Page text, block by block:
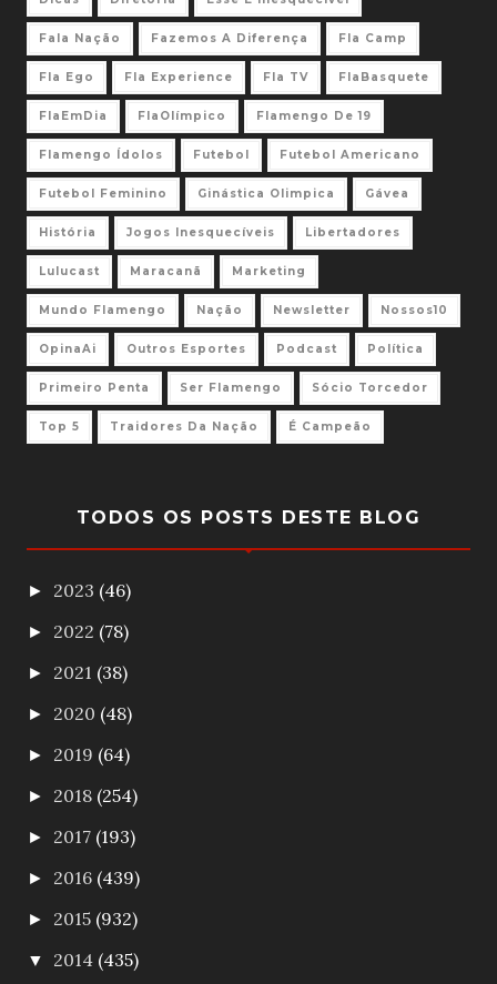
Fala Nação Fazemos A Diferença Fla Camp
Fla Ego Fla Experience Fla TV FlaBasquete
FlaEmDia FlaOlímpico Flamengo De 19
Flamengo Ídolos Futebol Futebol Americano
Futebol Feminino Ginástica Olimpica Gávea
História Jogos Inesquecíveis Libertadores
Lulucast Maracanã Marketing
Mundo Flamengo Nação Newsletter Nossos10
OpinaAi Outros Esportes Podcast Política
Primeiro Penta Ser Flamengo Sócio Torcedor
Top 5 Traidores Da Nação É Campeão
TODOS OS POSTS DESTE BLOG
► 2023 (46)
► 2022 (78)
► 2021 (38)
► 2020 (48)
► 2019 (64)
► 2018 (254)
► 2017 (193)
► 2016 (439)
► 2015 (932)
▼ 2014 (435)